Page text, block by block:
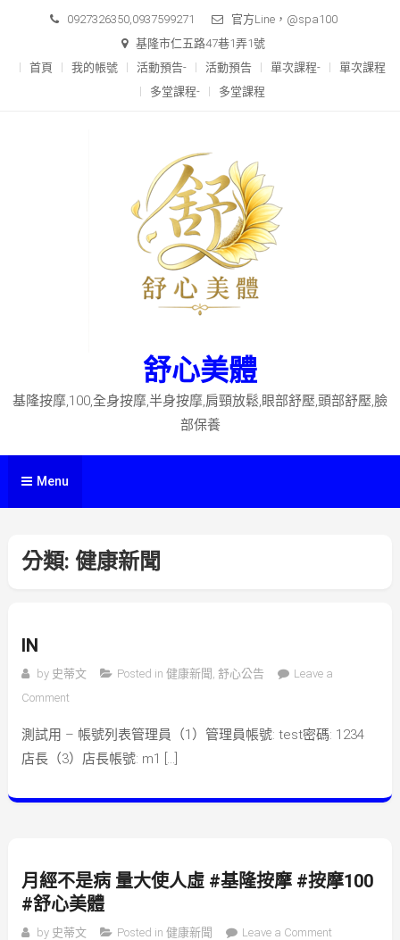
Skip to content0927326350,0937599271
官方Line，@spa100
基隆市仁五路47巷1弄1號
首頁
我的帳號 活動預告- 活動預告 單次課程-
單次課程
多堂課程-
多堂課程
舒心美體
基隆按摩,100,全身按摩,半身按摩,肩頸放鬆,眼部舒壓,頭部舒壓,臉
部保養
Menu
分類: 健康新聞
IN
by 史蒂文 Posted in 健康新聞 , 舒心公告
Leave a
Comment
測試用 – 帳號列表管理員（1）管理員帳號: test密碼: 1234
店長（3）店長帳號: m1 […]
月經不是病 量大使人虛 #基隆按摩 #按摩100
#舒心美體
by 史蒂文 Posted in 健康新聞 Leave a Comment